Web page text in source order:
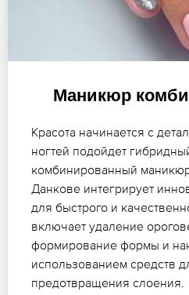
Маникюр
Красота начинается с
ногтей подойдет
комбинированный маникюр
Данкове интегрирует
для быстрого и
включает удаление
формирование формы и
использованием средств
предотвращения слоения.